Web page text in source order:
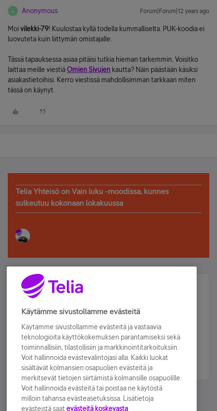
A Anonymous Forum|Forum|12 years ago
Moivilekki-79! Kuulostaa kyllä todella kummalliselta. PUK-koodia ei
luovuteta kuin liittymän omistajalle.
Tässä tapauksessa asiaa pitäisi tutkia hieman tarkemmin. Voisitko
laittaa meille viestiäOmien Sivujen kautta? Näin päästään käsiksi
asiakastietoihisi. Kerro viestissä mahdollisimman tarkkaan miten
tässä on käynyt.
Telia Yhteisö on Vain luku -moodissa, kunnes
sulkeutuu kokonaan lokakuussa
Älä jää paitsi – osallistu ja voita!
Tilaa Telian uutiskirje ja olet mukana arvonnassa.
sähköpostiisi.
Tilaa nyt
Käytämme sivustollamme evästeitä
Käytämme sivustollamme evästeitä ja vastaavia
teknologioita käyttökokemuksen parantamiseksi sekä
toiminnallisiin, tilastollisiin ja markkinointitarkoituksiin.
Voit hallinnoida evästevalintojasi alla. Kaikki luokat
sisältävät kolmansien osapuolien evästeitä ja
merkitsevät tietojen siirtämistä kolmansille osapuolille.
Voit hallinnoida evästeitä tai poistaa ne käytöstä
milloin tahansa evästeasetuksissa. Lisätietoja
evästeistä saat evästeitä koskevasta